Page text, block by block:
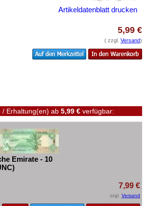
Artikeldatenblatt drucken
5,99 €
( zzgl. Versand)
/ Erhaltung(en) ab 5,99 € verfügbar:
Emirate - 10
7,99 €
zzgl. Versand